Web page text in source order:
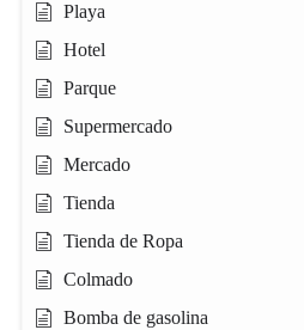
Playa
Hotel
Parque
Supermercado
Mercado
Tienda
Tienda de Ropa
Colmado
Bomba de gasolina